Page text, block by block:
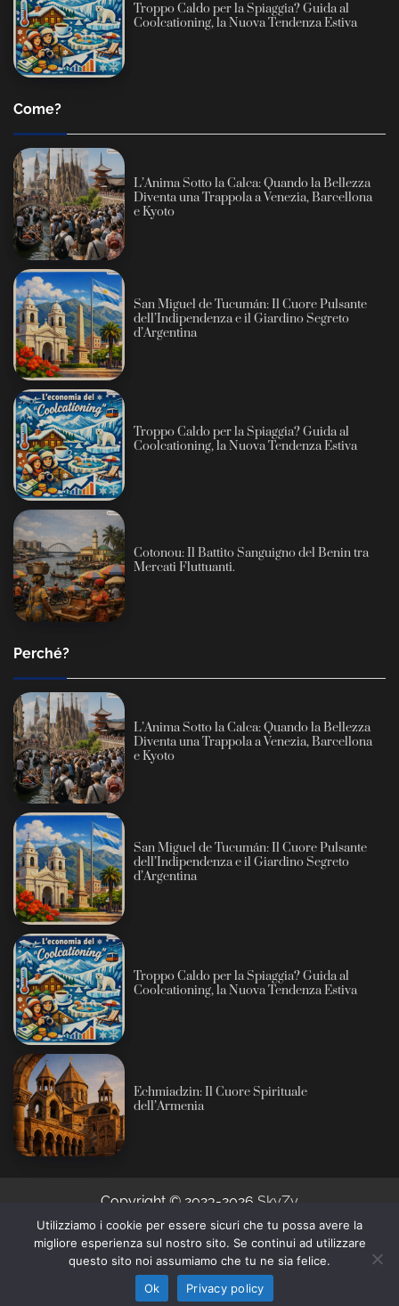
Troppo Caldo per la Spiaggia? Guida al
Coolcationing, la Nuova Tendenza Estiva
Come?
L’Anima Sotto la Calca: Quando la Bellezza
Diventa una Trappola a Venezia, Barcellona
e Kyoto
San Miguel de Tucumán: Il Cuore Pulsante
dell’Indipendenza e il Giardino Segreto
d’Argentina
Troppo Caldo per la Spiaggia? Guida al
Coolcationing, la Nuova Tendenza Estiva
Cotonou: Il Battito Sanguigno del Benin tra
Mercati Fluttuanti.
Perché?
L’Anima Sotto la Calca: Quando la Bellezza
Diventa una Trappola a Venezia, Barcellona
e Kyoto
San Miguel de Tucumán: Il Cuore Pulsante
dell’Indipendenza e il Giardino Segreto
d’Argentina
Troppo Caldo per la Spiaggia? Guida al
Coolcationing, la Nuova Tendenza Estiva
Echmiadzin: Il Cuore Spirituale
dell’Armenia
Copyright © 2023-2026 SkyZy
Informativa sull’intelligenza artificiale: alcuni contenuti
di questo sito sono prodotti con l’ausilio di sistemi
automatici e revisionati prima della pubblicazione (AI
Act, Regolamento UE 2024/1689).
Utilizziamo i cookie per essere sicuri che tu possa avere la
migliore esperienza sul nostro sito. Se continui ad utilizzare
questo sito noi assumiamo che tu ne sia felice.
Ok
Privacy policy